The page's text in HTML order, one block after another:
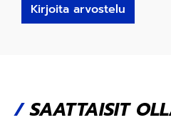
Kirjoita arvostelu
/SAATTAISIT